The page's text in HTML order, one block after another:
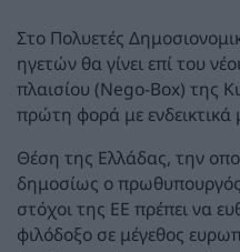
Στο Πολυετές
ηγετών θα γίνει επί του
πλαισίου (Nego-Box) της
πρώτη φορά με ενδεικτικά
Θέση της Ελλάδας, την
δημοσίως ο πρωθυπουργός,
στόχοι της ΕΕ πρέπει να
φιλόδοξο σε μέγεθος